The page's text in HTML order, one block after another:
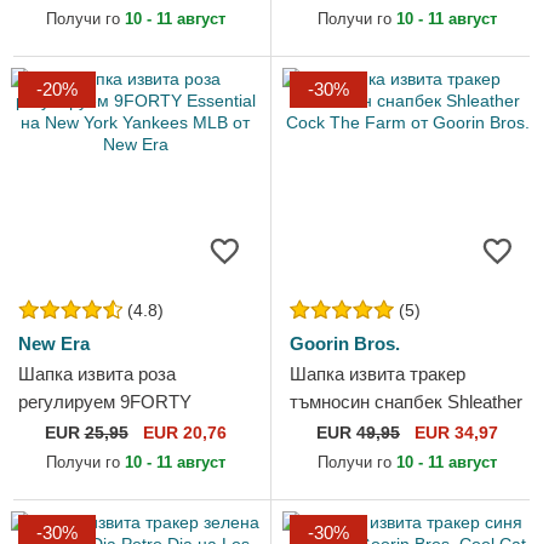
Получи го 10 - 11 август
Thoughts The Farm от
Получи го 10 - 11 август
-20%
(4.8)
New Era
Шапка извита роза
регулируем 9FORTY
Essential на New York
Yankees MLB от New Era
EUR25,95 EUR 20,76
Получи го 10 - 11 август
-30%
(5)
Goorin Bros.
Шапка извита тракер
тъмносин снапбек Shleather
Cock The Farm от Goorin
Bros.
EUR 49,95 EUR 34,97
Получи го 10 - 11 август
-30% -30%